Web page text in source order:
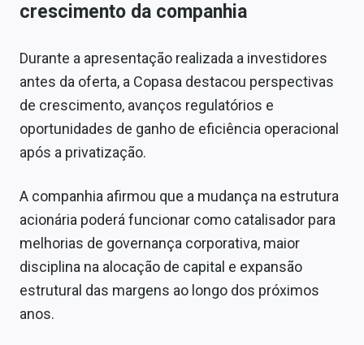
crescimento da companhia
Durante a apresentação realizada a investidores
antes da oferta, a Copasa destacou perspectivas
de crescimento, avanços regulatórios e
oportunidades de ganho de eficiência operacional
após a privatização.
A companhia afirmou que a mudança na estrutura
acionária poderá funcionar como catalisador para
melhorias de governança corporativa, maior
disciplina na alocação de capital e expansão
estrutural das margens ao longo dos próximos
anos.